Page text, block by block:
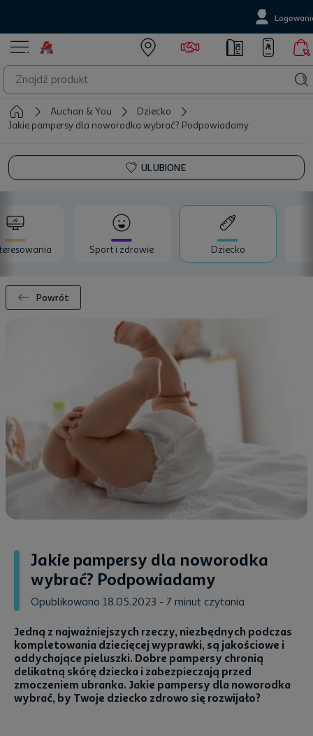
Auchan & You
Dziecko
Jakie pampersy dla noworodka wybrać? Podpowiadamy
ULUBIONE
Sport i zdrowie Dziecko
Powrót
Jakie pampersy dla noworodka
wybrać? Podpowiadamy
Opublikowano 18.05.2023 - 7 minut czytania
Jedną z najważniejszych rzeczy, niezbędnych podczas
kompletowania dziecięcej wyprawki, są jakościowe i
oddychające pieluszki. Dobre pampersy chronią
delikatną skórę dziecka i zabezpieczają przed
zmoczeniem ubranka. Jakie pampersy dla noworodka
wybrać, by Twoje dziecko zdrowo się rozwijało?